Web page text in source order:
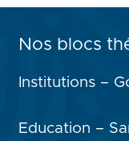
Nos blocs
Institutions –
Education –